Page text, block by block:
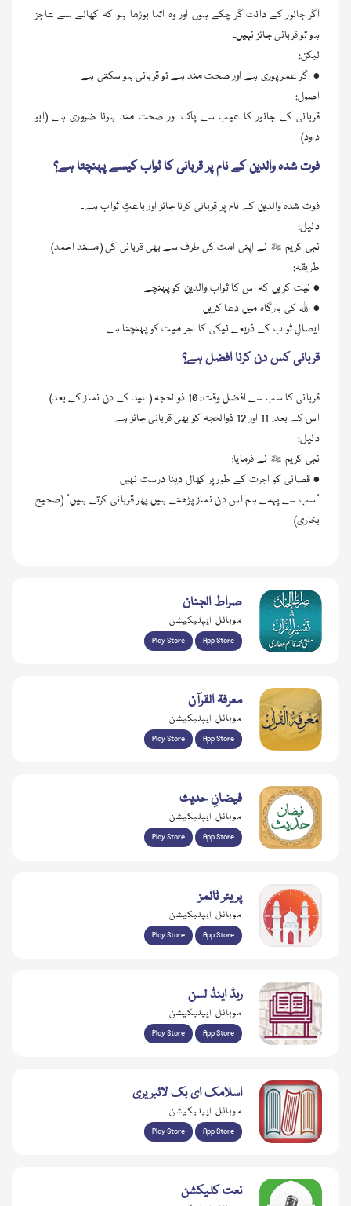
اگر جانور کے دانت گر چکے ہوں اور وہ اتنا بوڑھا ہو کہ کھانے سے عاجز
ہو تو قربانی جائز نہیں۔
لیکن:
• اگر عمر پوری ہے اور صحت مند ہے تو قربانی ہو سکتی ہے
اصول:
قربانی کے جانور کا عیب سے پاک اور صحت مند ہونا ضروری ہے (ابو
داود)
فوت شدہ والدین کے نام پر قربانی کا ثواب کیسے پہنچتا ہے؟
فوت شدہ والدین کے نام پر قربانی کرنا جائز اور باعثِ ثواب ہے۔
دلیل:
نبی کریم ﷺ نے اپنی امت کی طرف سے بھی قربانی کی (مسند احمد)
طریقہ:
• نیت کریں کہ اس کا ثواب والدین کو پہنچے
• اللہ کی بارگاہ میں دعا کریں
ایصالِ ثواب کے ذریعے نیکی کا اجر میت کو پہنچتا ہے
قربانی کس دن کرنا افضل ہے؟
قربانی کا سب سے افضل وقت: 10 ذوالحجہ (عید کے دن نماز کے بعد)
اس کے بعد: 11 اور 12 ذوالحجہ کو بھی قربانی جائز ہے
دلیل:
نبی کریم ﷺ نے فرمایا:
• قصائی کو اجرت کے طور پر کھال دینا درست نہیں
“سب سے پہلے ہم اس دن نماز پڑھتے ہیں پھر قربانی کرتے ہیں” (صحیح
بخاری)
صراط الجنان
موبائل ایپلیکیشن
Play Store App Store
معرفۃ القرآن
موبائل ایپلیکیشن
Play Store App Store
فیضانِ حدیث
موبائل ایپلیکیشن
Play Store App Store
پریئر ٹائمز
موبائل ایپلیکیشن
Play Store App Store
ریڈ اینڈ لسن
موبائل ایپلیکیشن
Play Store App Store
اسلامک ای بک لائبریری
موبائل ایپلیکیشن
Play Store App Store
نعت کلیکشن